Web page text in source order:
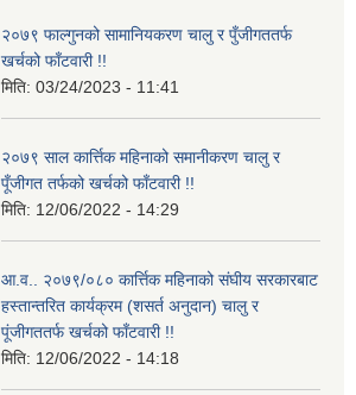
२०७९ फाल्गुनको सामानियकरण चालु र पुँजीगततर्फ
खर्चको फाँटवारी !!
मिति: 03/24/2023 - 11:41
२०७९ साल कार्त्तिक महिनाको समानीकरण चालु र
पूँजीगत तर्फको खर्चको फाँटवारी !!
मिति: 12/06/2022 - 14:29
आ.व.. २०७९/०८० कार्त्तिक महिनाको संघीय सरकारबाट
हस्तान्तरित कार्यक्रम (शसर्त अनुदान) चालु र
पूंजीगततर्फ खर्चको फाँटवारी !!
मिति: 12/06/2022 - 14:18